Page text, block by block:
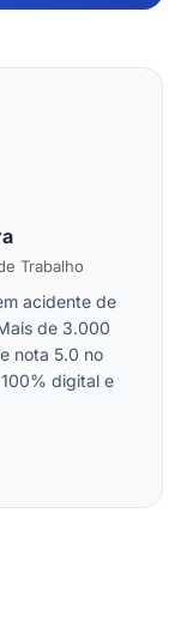
Trabalho
acidente de
de 3.000
nota 5.0 no
digital e